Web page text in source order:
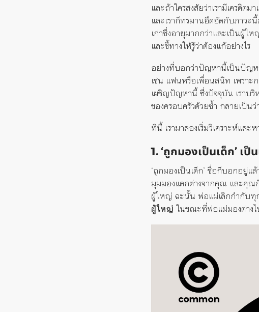
และถ้าใครสงสัยว่าเรามีเครดิตม
และเราก็ทรมานอึดอัดกับภาวะ
เก่าซึ่งอายุมากกว่าและเป็นผู้ใ
และชี้ทางให้รู้ว่าต้องแก้อย่างไร
อย่างที่บอกว่าปัญหานี้เป็นปัญห
เช่น แฟนหรือเพื่อนสนิท เพราะ
เผชิญปัญหานี้ ซึ่งปัจจุบัน เราบริ
ของครอบครัวด้วยซ้ำ กลายเป็น
ทีนี้ เรามาลองเริ่มวิเคราะห์แล
1. ‘ถูกมองเป็นเด็ก’ เ
‘ถูกมองเป็นเด็ก’ ชื่อก็บอกอยู่
มุมมองแตกต่างจากคุณ และคุณ
ผู้ใหญ่ ฉะนั้น พ่อแม่เลิกกำกับทุ
ผู้ใหญ่ ในขณะที่พ่อแม่มองต่างไ